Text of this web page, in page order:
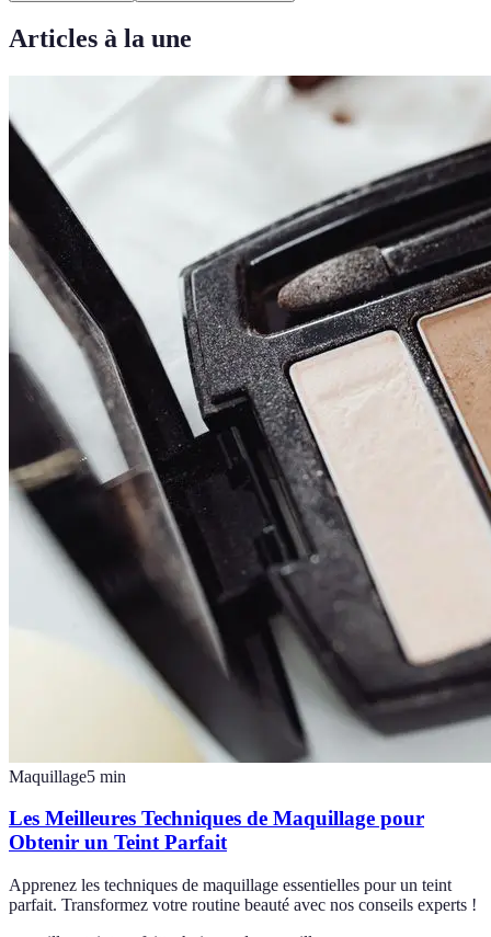
Articles à la une
Maquillage5 min
Les Meilleures Techniques de Maquillage pour
Obtenir un Teint Parfait
Apprenez les techniques de maquillage essentielles pour un teint
parfait. Transformez votre routine beauté avec nos conseils experts !